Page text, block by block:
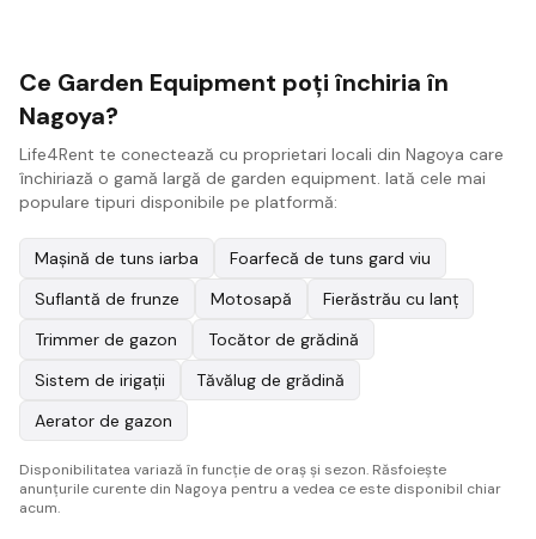
Ce Garden Equipment poți închiria în
Nagoya?
Life4Rent te conectează cu proprietari locali din Nagoya care
închiriază o gamă largă de garden equipment. Iată cele mai
populare tipuri disponibile pe platformă:
Mașină de tuns iarba
Foarfecă de tuns gard viu
Suflantă de frunze
Motosapă
Fierăstrău cu lanț
Trimmer de gazon
Tocător de grădină
Sistem de irigații
Tăvălug de grădină
Aerator de gazon
Disponibilitatea variază în funcție de oraș și sezon. Răsfoiește
anunțurile curente din Nagoya pentru a vedea ce este disponibil chiar
acum.